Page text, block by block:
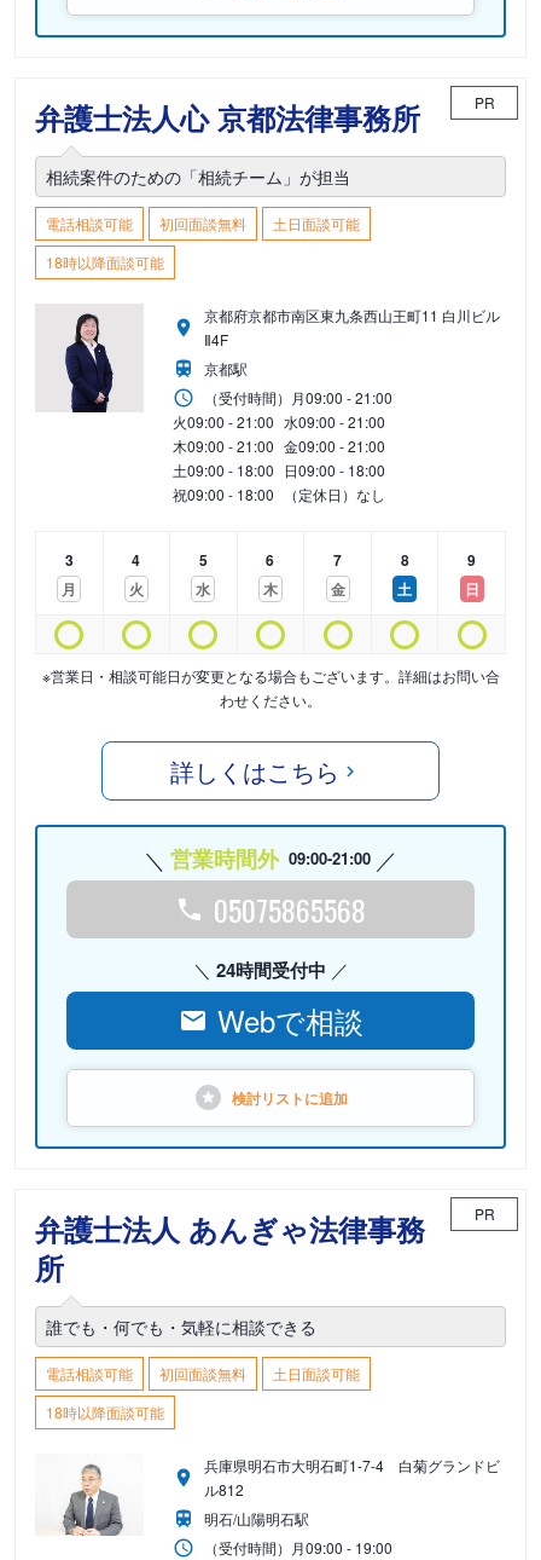
弁護士法人心 京都法律事務所 PR
相続案件のための「相続チーム」が担当
電話相談可能 初回面談無料
土日面談可能
18時以降面談可能
京都府京都市南区東九条西山王町11 白川ビル
Ⅱ4F
京都駅
（受付時間） 月09:00 - 21:00
火09:00 - 21:00 水09:00 - 21:00
木09:00 - 21:00 金09:00 - 21:00
土09:00 - 18:00 日09:00 - 18:00
祝09:00 - 18:00 （定休日）なし
3
月
4
火
5
水
6
木
7
金
8
土
9
日
※営業日・相談可能日が変更となる場合もございます。詳細はお問い合
わせください。
詳しくはこちら
営業時間外 09:00-21:00
05075865568
24時間受付中
Webで相談
検討リストに追加
弁護士法人 あんぎゃ法律事務
所
PR
誰でも・何でも・気軽に相談できる
電話相談可能 初回面談無料
土日面談可能
18時以降面談可能
兵庫県明石市大明石町1-7-4 白菊グランドビ
ル812
明石/山陽明石駅
（受付時間） 月09:00 - 19:00